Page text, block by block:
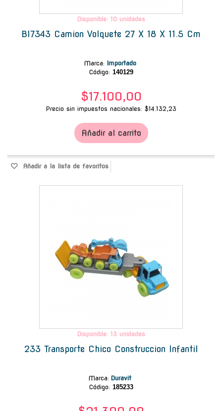
Disponible: 10 unidades
Bl7343 Camion Volquete 27 X 18 X 11.5 Cm
Marca: Importado
Código: 140129
$17.100,00
Precio sin impuestos nacionales: $14.132,23
Añadir al carrito
Añadir a la lista de favoritos
Disponible: 13 unidades
233 Transporte Chico Construccion Infantil
Marca: Duravit
Código: 185233